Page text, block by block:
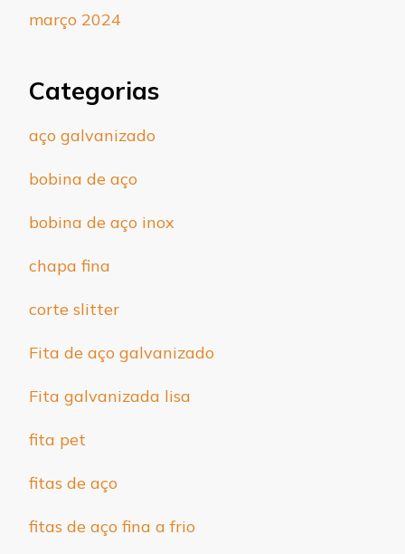
março 2024
Categorias
aço galvanizado
bobina de aço
bobina de aço inox
chapa fina
corte slitter
Fita de aço galvanizado
Fita galvanizada lisa
fita pet
fitas de aço
fitas de aço fina a frio